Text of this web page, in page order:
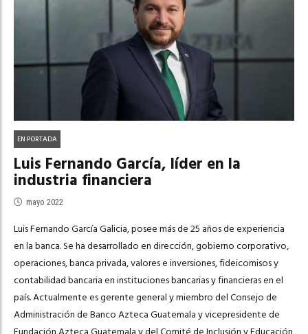
EN PORTADA
Luis Fernando García, líder en la
industria financiera
mayo 2022
Luis Fernando García Galicia, posee más de 25 años de experiencia
en la banca. Se ha desarrollado en dirección, gobierno corporativo,
operaciones, banca privada, valores e inversiones, fideicomisos y
contabilidad bancaria en instituciones bancarias y financieras en el
país. Actualmente es gerente general y miembro del Consejo de
Administración de Banco Azteca Guatemala y vicepresidente de